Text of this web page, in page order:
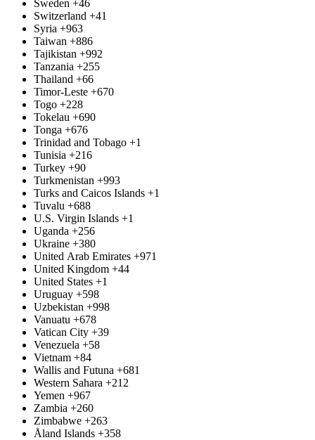
Sweden +46
Switzerland +41
Syria +963
Taiwan +886
Tajikistan +992
Tanzania +255
Thailand +66
Timor-Leste +670
Togo +228
Tokelau +690
Tonga +676
Trinidad and Tobago +1
Tunisia +216
Turkey +90
Turkmenistan +993
Turks and Caicos Islands +1
Tuvalu +688
U.S. Virgin Islands +1
Uganda +256
Ukraine +380
United Arab Emirates +971
United Kingdom +44
United States +1
Uruguay +598
Uzbekistan +998
Vanuatu +678
Vatican City +39
Venezuela +58
Vietnam +84
Wallis and Futuna +681
Western Sahara +212
Yemen +967
Zambia +260
Zimbabwe +263
Åland Islands +358